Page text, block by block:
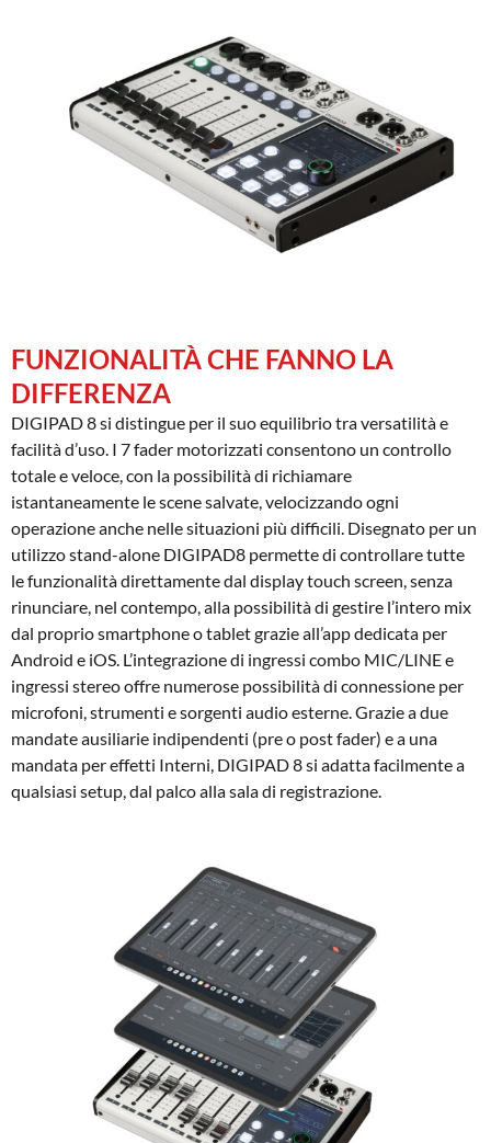
FUNZIONALITÀ CHE FANNO LA
DIFFERENZA
DIGIPAD 8 si distingue per il suo equilibrio tra versatilità e
facilità d’uso. I 7 fader motorizzati consentono un controllo
totale e veloce, con la possibilità di richiamare
istantaneamente le scene salvate, velocizzando ogni
operazione anche nelle situazioni più difficili. Disegnato per un
utilizzo stand-alone DIGIPAD8 permette di controllare tutte
le funzionalità direttamente dal display touch screen, senza
rinunciare, nel contempo, alla possibilità di gestire l’intero mix
dal proprio smartphone o tablet grazie all’app dedicata per
Android e iOS. L’integrazione di ingressi combo MIC/LINE e
ingressi stereo offre numerose possibilità di connessione per
microfoni, strumenti e sorgenti audio esterne. Grazie a due
mandate ausiliarie indipendenti (pre o post fader) e a una
mandata per effetti Interni, DIGIPAD 8 si adatta facilmente a
qualsiasi setup, dal palco alla sala di registrazione.